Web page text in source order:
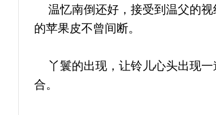
温忆南倒还好，接受到温父的视
的苹果皮不曾间断。
丫鬟的出现，让铃儿心头出现一
合。